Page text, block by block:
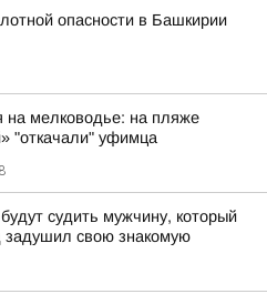
опасности в Башкирии
на мелководье: на пляже
"откачали" уфимца
судить мужчину, который
задушил свою знакомую